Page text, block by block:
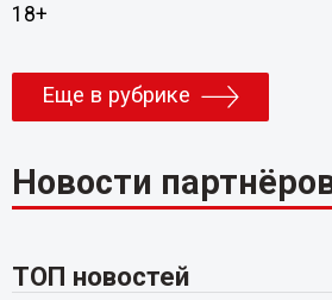
18+
Еще в рубрике
Новости
ТОП новостей